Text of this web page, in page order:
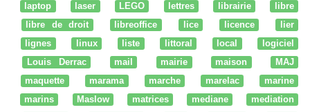
laptop
laser LEGO lettres librairie
libre
libre de droit
libreoffice lice licence
lier
lignes
linux liste littoral local
logiciel
Louis Derrac
mail mairie maison
MAJ
maquette
marama marche marelac
marine
marins
Maslow matrices mediane
mediation